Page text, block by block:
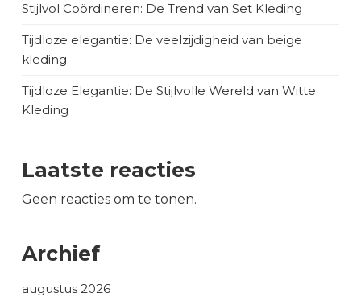
Stijlvol Coördineren: De Trend van Set Kleding
Tijdloze elegantie: De veelzijdigheid van beige
kleding
Tijdloze Elegantie: De Stijlvolle Wereld van Witte
Kleding
Laatste reacties
Geen reacties om te tonen.
Archief
augustus 2026